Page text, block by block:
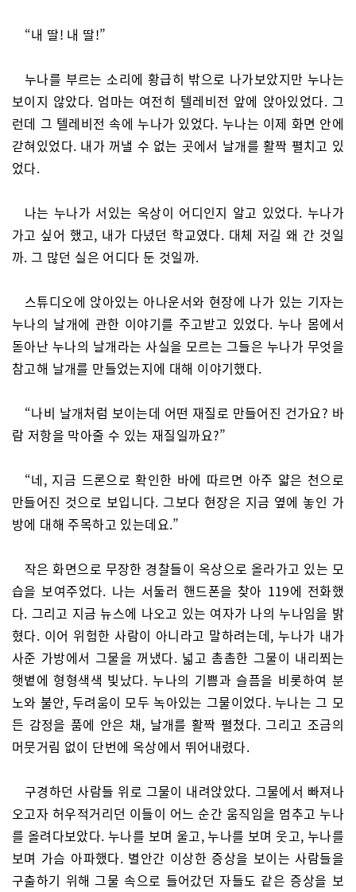
“내 딸! 내 딸!”
누나를 부르는 소리에 황급히 밖으로 나가보았지만 누나는
보이지 않았다. 엄마는 여전히 텔레비전 앞에 앉아있었다. 그
런데 그 텔레비전 속에 누나가 있었다. 누나는 이제 화면 안에
갇혀있었다. 내가 꺼낼 수 없는 곳에서 날개를 활짝 펼치고 있
었다.
나는 누나가 서있는 옥상이 어디인지 알고 있었다. 누나가
가고 싶어 했고, 내가 다녔던 학교였다. 대체 저길 왜 간 것일
까. 그 많던 실은 어디다 둔 것일까.
스튜디오에 앉아있는 아나운서와 현장에 나가 있는 기자는
누나의 날개에 관한 이야기를 주고받고 있었다. 누나 몸에서
돋아난 누나의 날개라는 사실을 모르는 그들은 누나가 무엇을
참고해 날개를 만들었는지에 대해 이야기했다.
“나비 날개처럼 보이는데 어떤 재질로 만들어진 건가요? 바
람 저항을 막아줄 수 있는 재질일까요?”
“네, 지금 드론으로 확인한 바에 따르면 아주 얇은 천으로
만들어진 것으로 보입니다. 그보다 현장은 지금 옆에 놓인 가
방에 대해 주목하고 있는데요.”
작은 화면으로 무장한 경찰들이 옥상으로 올라가고 있는 모
습을 보여주었다. 나는 서둘러 핸드폰을 찾아 119에 전화했
다. 그리고 지금 뉴스에 나오고 있는 여자가 나의 누나임을 밝
혔다. 이어 위험한 사람이 아니라고 말하려는데, 누나가 내가
사준 가방에서 그물을 꺼냈다. 넓고 촘촘한 그물이 내리쬐는
햇볕에 형형색색 빛났다. 누나의 기쁨과 슬픔을 비롯하여 분
노와 불안, 두려움이 모두 녹아있는 그물이었다. 누나는 그 모
든 감정을 품에 안은 채, 날개를 활짝 펼쳤다. 그리고 조금의
머뭇거림 없이 단번에 옥상에서 뛰어내렸다.
구경하던 사람들 위로 그물이 내려앉았다. 그물에서 빠져나
오고자 허우적거리던 이들이 어느 순간 움직임을 멈추고 누나
를 올려다보았다. 누나를 보며 울고, 누나를 보며 웃고, 누나를
보며 가슴 아파했다. 별안간 이상한 증상을 보이는 사람들을
구출하기 위해 그물 속으로 들어갔던 자들도 같은 증상을 보